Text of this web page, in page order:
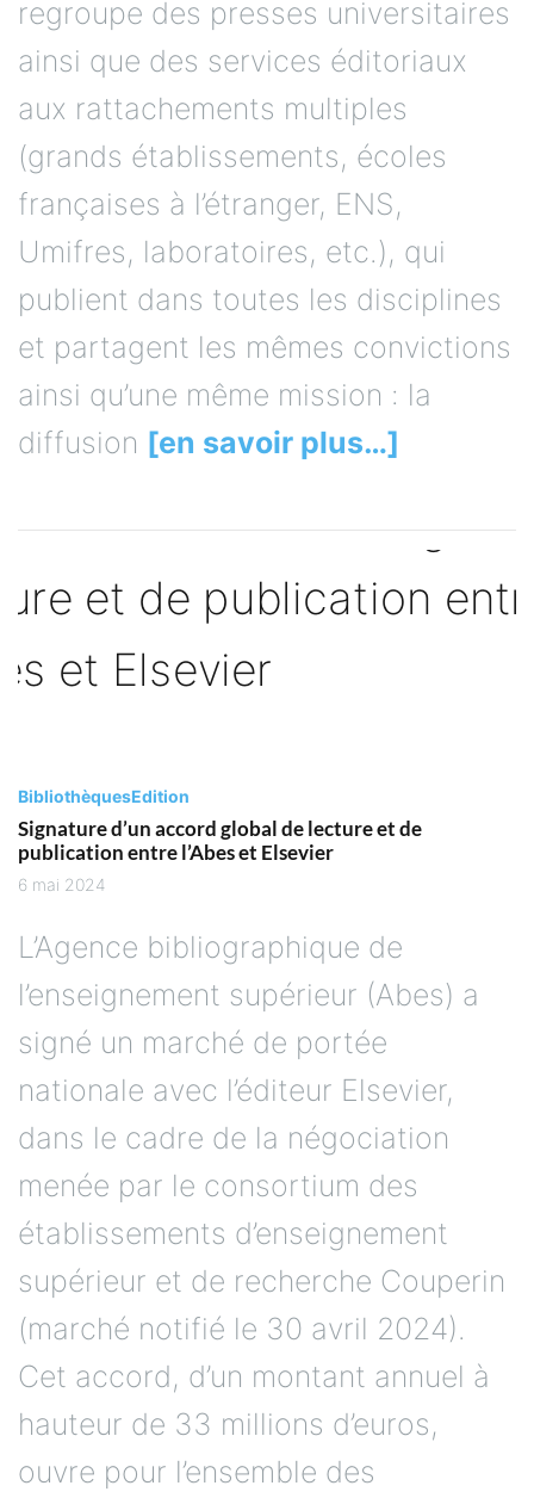
regroupe des presses universitaires
ainsi que des services éditoriaux
aux rattachements multiples
(grands établissements, écoles
françaises à l’étranger, ENS,
Umifres, laboratoires, etc.), qui
publient dans toutes les disciplines
et partagent les mêmes convictions
ainsi qu’une même mission : la
diffusion [en savoir plus…]
BibliothèquesEdition
Signature d’un accord global de lecture et de
publication entre l’Abes et Elsevier
6 mai 2024
L’Agence bibliographique de
l’enseignement supérieur (Abes) a
signé un marché de portée
nationale avec l’éditeur Elsevier,
dans le cadre de la négociation
menée par le consortium des
établissements d’enseignement
supérieur et de recherche Couperin
(marché notifié le 30 avril 2024).
Cet accord, d’un montant annuel à
hauteur de 33 millions d’euros,
ouvre pour l’ensemble des